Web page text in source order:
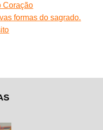
Coração
formas do sagrado.